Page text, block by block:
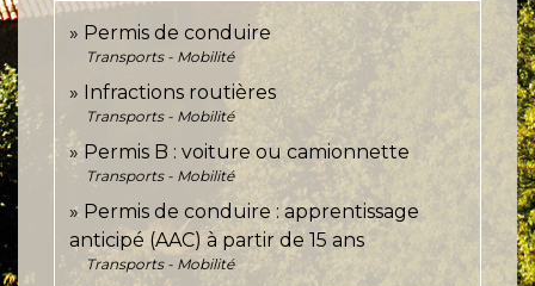
Permis de conduire
Transports - Mobilité
Infractions routières
Transports - Mobilité
Permis B : voiture ou camionnette
Transports - Mobilité
Permis de conduire : apprentissage
anticipé (AAC) à partir de 15 ans
Transports - Mobilité